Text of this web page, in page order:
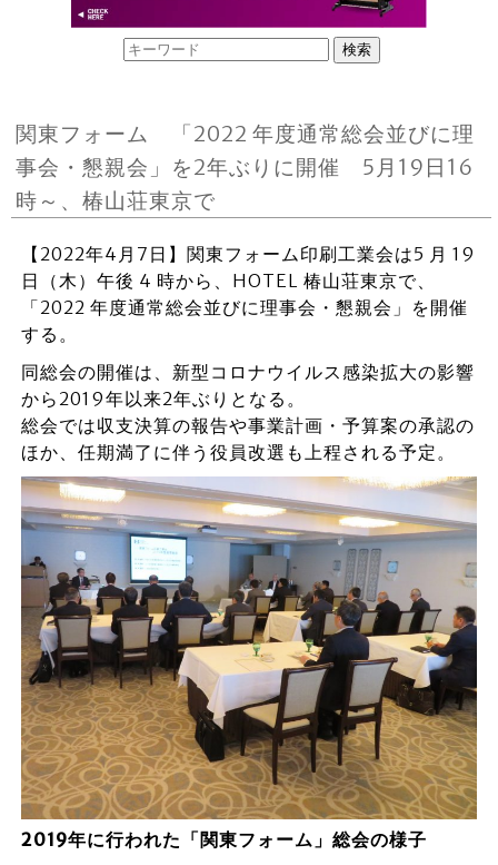
関東フォーム 「2022 年度通常総会並びに理
事会・懇親会」を2年ぶりに開催 5月19日16
時～、椿山荘東京で
【2022年4月7日】関東フォーム印刷工業会は5 月 19
日（木）午後 4 時から、HOTEL 椿山荘東京で、
「2022 年度通常総会並びに理事会・懇親会」を開催
する。
同総会の開催は、新型コロナウイルス感染拡大の影響
から2019年以来2年ぶりとなる。
総会では収支決算の報告や事業計画・予算案の承認の
ほか、任期満了に伴う役員改選も上程される予定。
2019年に行われた「関東フォーム」総会の様子